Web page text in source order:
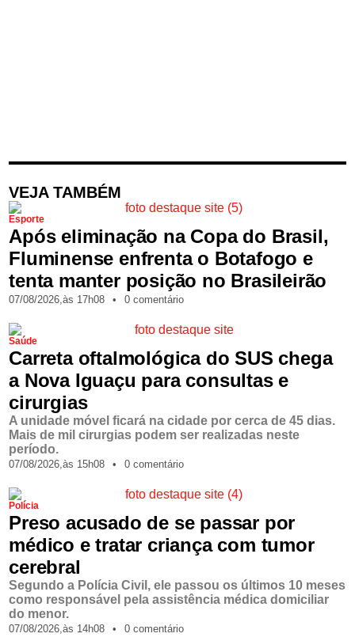
VEJA TAMBÉM
Esporte
Após eliminação na Copa do Brasil,
Fluminense enfrenta o Botafogo e
tenta manter posição no Brasileirão
07/08/2026,às 17h08 • 0 comentário
Saúde
Carreta oftalmológica do SUS chega
a Nova Iguaçu para consultas e
cirurgias
A unidade móvel ficará na cidade por cerca de 45 dias.
Mais de mil cirurgias podem ser realizadas neste
período.
07/08/2026,às 15h08 • 0 comentário
Polícia
Preso acusado de se passar por
médico e tratar criança com tumor
cerebral
Segundo a Polícia Civil, ele passou os últimos 10 meses
como responsável pela assistência médica domiciliar
do menor.
07/08/2026,às 14h08 • 0 comentário